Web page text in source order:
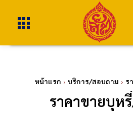
หน้าแรก บริการ/สอบถาม ร
ราคาขายบุห